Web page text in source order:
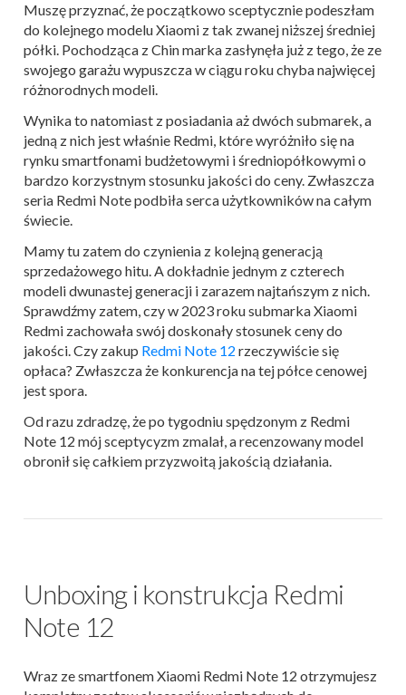
Muszę przyznać, że początkowo sceptycznie podeszłam
do kolejnego modelu Xiaomi z tak zwanej niższej średniej
półki. Pochodząca z Chin marka zasłynęła już z tego, że ze
swojego garażu wypuszcza w ciągu roku chyba najwięcej
różnorodnych modeli.
Wynika to natomiast z posiadania aż dwóch submarek, a
jedną z nich jest właśnie Redmi, które wyróżniło się na
rynku smartfonami budżetowymi i średniopółkowymi o
bardzo korzystnym stosunku jakości do ceny. Zwłaszcza
seria Redmi Note podbiła serca użytkowników na całym
świecie.
Mamy tu zatem do czynienia z kolejną generacją
sprzedażowego hitu. A dokładnie jednym z czterech
modeli dwunastej generacji i zarazem najtańszym z nich.
Sprawdźmy zatem, czy w 2023 roku submarka Xiaomi
Redmi zachowała swój doskonały stosunek ceny do
jakości. Czy zakup Redmi Note 12 rzeczywiście się
opłaca? Zwłaszcza że konkurencja na tej półce cenowej
jest spora.
Od razu zdradzę, że po tygodniu spędzonym z Redmi
Note 12 mój sceptycyzm zmalał, a recenzowany model
obronił się całkiem przyzwoitą jakością działania.
Unboxing i konstrukcja Redmi
Note 12
Wraz ze smartfonem Xiaomi Redmi Note 12 otrzymujesz